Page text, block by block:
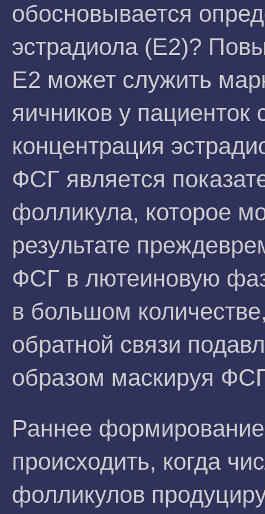
обосновывается
эстрадиола (Е2)?
Е2 может служить
яичников у
концентрация
ФСГ является
фолликула, которое
результате
ФСГ в лютеиновую
в большом
обратной связи
образом маскируя
Раннее
происходить, когда
фолликулов